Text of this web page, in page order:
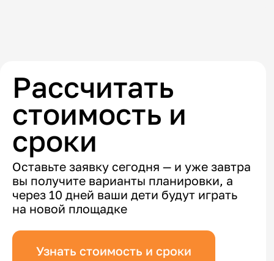
Рассчитать
стоимость и
сроки
Оставьте заявку сегодня — и уже завтра
вы получите варианты планировки, а
через 10 дней ваши дети будут играть
на новой площадке
Узнать стоимость и сроки